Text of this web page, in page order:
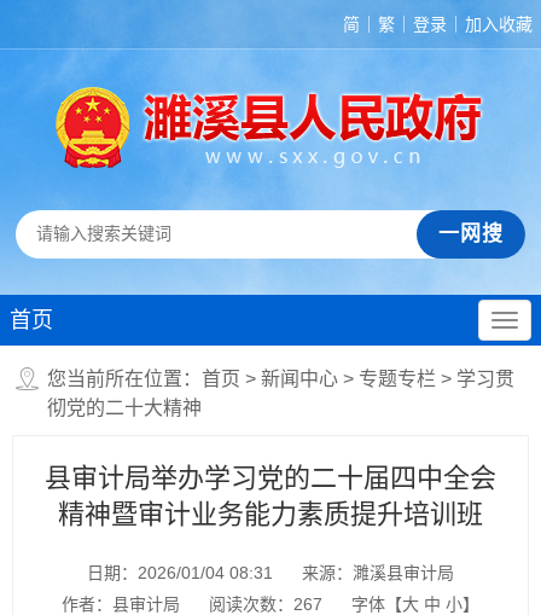
简 繁 登录 加入收藏
首页
您当前所在位置： 首页 > 新闻中心 > 专题专栏 > 学习贯
彻党的二十大精神
县审计局举办学习党的二十届四中全会
精神暨审计业务能力素质提升培训班
日期：2026/01/04 08:31
来源：濉溪县审计局
作者：县审计局
阅读次数： 267 字体【大 中 小】